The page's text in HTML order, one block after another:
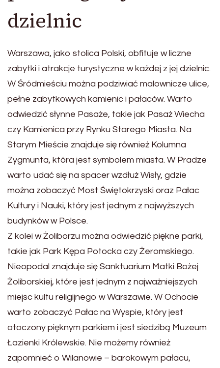
dzielnic
Warszawa, jako stolica Polski, obfituje w liczne
zabytki i atrakcje turystyczne w każdej z jej dzielnic.
W Śródmieściu można podziwiać malownicze ulice,
pełne zabytkowych kamienic i pałaców. Warto
odwiedzić słynne Pasaże, takie jak Pasaż Wiecha
czy Kamienica przy Rynku Starego Miasta. Na
Starym Mieście znajduje się również Kolumna
Zygmunta, która jest symbolem miasta. W Pradze
warto udać się na spacer wzdłuż Wisły, gdzie
można zobaczyć Most Świętokrzyski oraz Pałac
Kultury i Nauki, który jest jednym z najwyższych
budynków w Polsce.
Z kolei w Żoliborzu można odwiedzić piękne parki,
takie jak Park Kępa Potocka czy Żeromskiego.
Nieopodal znajduje się Sanktuarium Matki Bożej
Żoliborskiej, które jest jednym z najważniejszych
miejsc kultu religijnego w Warszawie. W Ochocie
warto zobaczyć Pałac na Wyspie, który jest
otoczony pięknym parkiem i jest siedzibą Muzeum
Łazienki Królewskie. Nie możemy również
zapomnieć o Wilanowie – barokowym pałacu,